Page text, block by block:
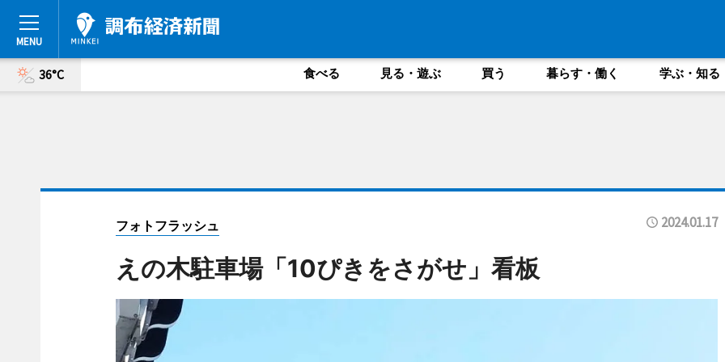
36°C 食べる 見る・遊ぶ 買う 暮らす・働く 学ぶ・知る
フォトフラッシュ 2024.01.17
えの木駐車場「10ぴきをさがせ」看板